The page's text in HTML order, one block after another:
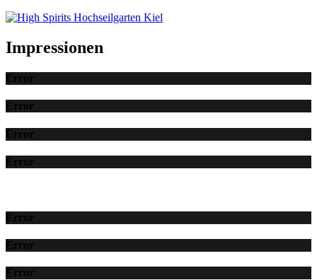
Impressionen
Error
Error
Error
Error
Error
Error
Error